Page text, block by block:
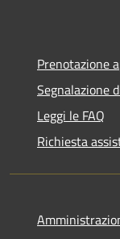
Prenotazione
Segnalazione
Leggi le FAQ
Richiesta